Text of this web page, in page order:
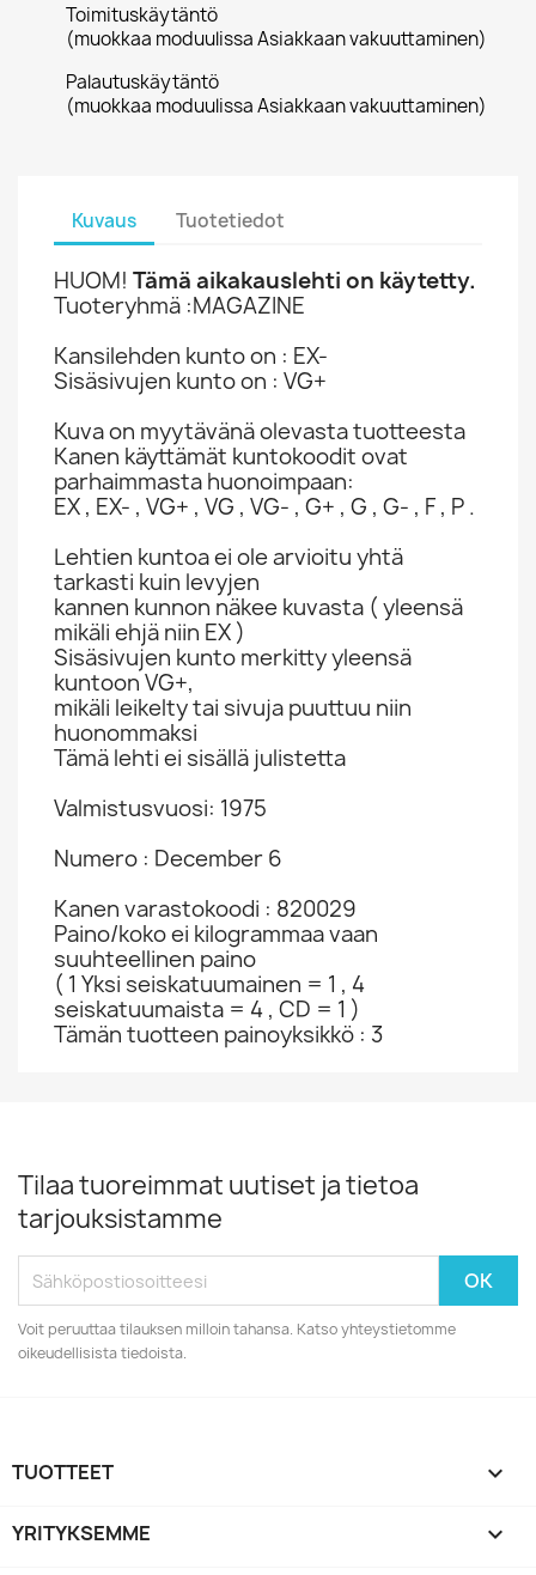
Toimituskäytäntö
(muokkaa moduulissa Asiakkaan vakuuttaminen)
Palautuskäytäntö
(muokkaa moduulissa Asiakkaan vakuuttaminen)
Kuvaus Tuotetiedot
HUOM! Tämä aikakauslehti on käytetty.
Tuoteryhmä :MAGAZINE
Kansilehden kunto on : EX-
Sisäsivujen kunto on : VG+
Kuva on myytävänä olevasta tuotteesta
Kanen käyttämät kuntokoodit ovat
parhaimmasta huonoimpaan:
EX , EX- , VG+ , VG , VG- , G+ , G , G- , F , P .
Lehtien kuntoa ei ole arvioitu yhtä
tarkasti kuin levyjen
kannen kunnon näkee kuvasta ( yleensä
mikäli ehjä niin EX )
Sisäsivujen kunto merkitty yleensä
kuntoon VG+,
mikäli leikelty tai sivuja puuttuu niin
huonommaksi
Tämä lehti ei sisällä julistetta
Valmistusvuosi: 1975
Numero : December 6
Kanen varastokoodi : 820029
Paino/koko ei kilogrammaa vaan
suuhteellinen paino
( 1 Yksi seiskatuumainen = 1 , 4
seiskatuumaista = 4 , CD = 1 )
Tämän tuotteen painoyksikkö : 3
Tilaa tuoreimmat uutiset ja tietoa
tarjouksistamme
Voit peruuttaa tilauksen milloin tahansa. Katso yhteystietomme
oikeudellisista tiedoista.
TUOTTEET 
YRITYKSEMME 